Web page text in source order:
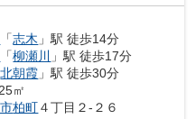
「志木 」駅 徒歩14分
「柳瀬川
」駅 徒歩17分
北朝霞 」駅 徒歩30分
㎡
柏町４丁目２-２６